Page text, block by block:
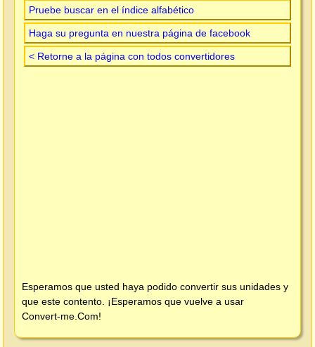
Pruebe buscar en el índice alfabético
Haga su pregunta en nuestra página de facebook
< Retorne a la página con todos convertidores
Esperamos que usted haya podido convertir sus unidades y
que este contento. ¡Esperamos que vuelve a usar
Convert-me.Com!